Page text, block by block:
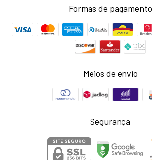
Formas de pagamento
Meios de envio
Segurança